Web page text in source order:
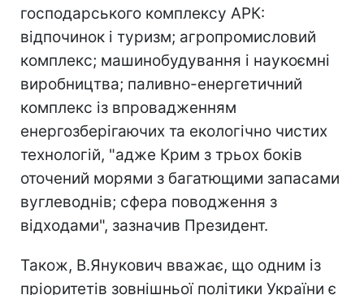
господарського комплексу АРК:
відпочинок і туризм; агропромисловий
комплекс; машинобудування і наукоємні
виробництва; паливно-енергетичний
комплекс із впровадженням
енергозберігаючих та екологічно чистих
технологій, "адже Крим з трьох боків
оточений морями з багатющими запасами
вуглеводнів; сфера поводження з
відходами", зазначив Президент.
Також, В.Янукович вважає, що одним із
пріоритетів зовнішньої політики України є